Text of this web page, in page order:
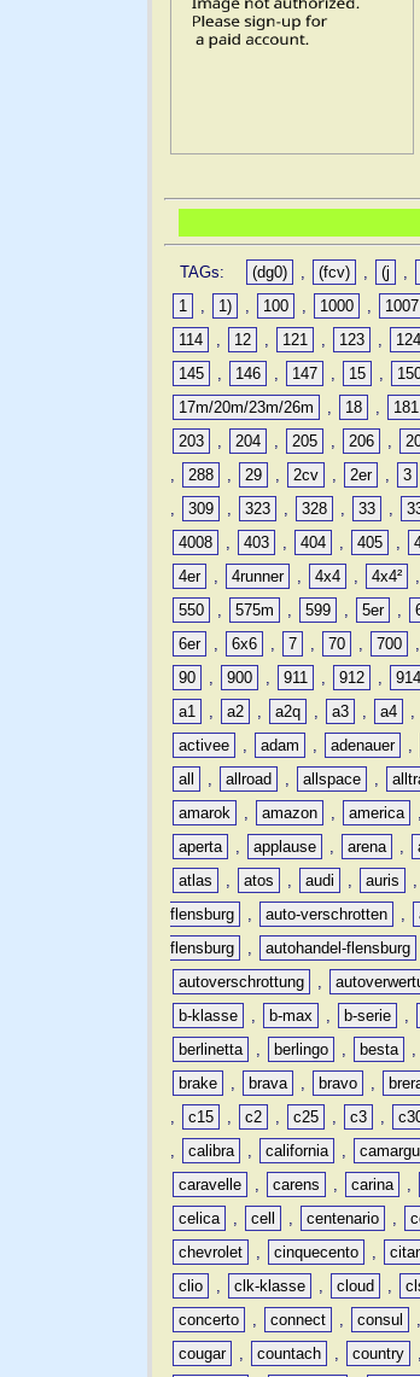
TAGs: (dg0) , (fcv) , (j ,
1
, 1) , 100 , 1000 , 1007
114
, 12 , 121 , 123 , 124
145
, 146 , 147 , 15 ,
17m/20m/23m/26m
, 18 , 181
203
, 204 , 205 , 206 ,
,
288 , 29 , 2cv , 2er , 3
,
309 , 323 , 328 , 33 ,
4008
, 403 , 404 , 405 ,
4er
, 4runner , 4x4 , 4x4² ,
550
, 575m , 599 , 5er ,
6er
, 6x6 , 7 , 70 , 700 ,
90
, 900 , 911 , 912 , 914
a1
, a2 , a2q , a3 , a4 ,
activee
, adam , adenauer ,
all
, allroad , allspace ,
amarok
, amazon , america ,
aperta
, applause , arena ,
atlas
, atos , audi , auris ,
flensburg
, auto-verschrotten ,
flensburg
, autohandel-flensburg
autoverschrottung
,
b-klasse
, b-max , b-serie ,
berlinetta
, berlingo , besta ,
brake
, brava , bravo ,
,
c15 , c2 , c25 , c3 ,
,
calibra , california ,
caravelle
, carens , carina ,
celica
, cell , centenario ,
chevrolet
, cinquecento ,
clio
, clk-klasse , cloud ,
concerto
, connect , consul ,
cougar
, countach , country ,